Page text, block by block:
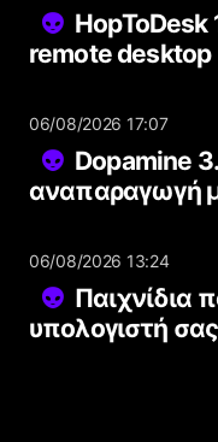
HopToDesk
remote desktop
06/08/2026 17:07
Dopamine
αναπαραγωγή
06/08/2026 13:24
Παιχνίδια
υπολογιστή